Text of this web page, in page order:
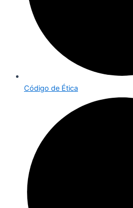
Código de Ética